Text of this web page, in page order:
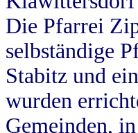
Die Pfarrei
selbständige
Stabitz und
wurden
Gemeinden,